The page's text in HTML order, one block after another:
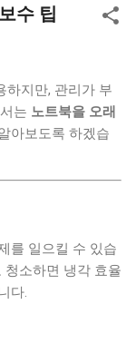
들었습니다. 큰 금
한 소비를 사전에
루를 시작하면서
니다. 단순한 행동
됐습니다. 이 습관
가 있었습니다. 3.
용하던 습관을 줄
지면서 지출을 줄
한 번 더 생각하는
획 없는 지출을 줄
만들기 아침에 5
수 팁
하지만, 관리가 부
는 노트북을 오래
아보도록 하겠습
를 일으킬 수 있습
청소하면 냉각 효율
다.